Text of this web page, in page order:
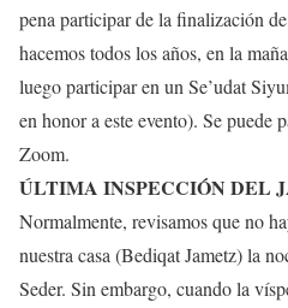
pena participar de la finalización
hacemos todos los años, en la
luego participar en un Se’udat
en honor a este evento). Se puede
Zoom.
ÚLTIMA INSPECCIÓN DEL
Normalmente, revisamos que no
nuestra casa (Bediqat Jametz) la
Seder. Sin embargo, cuando la